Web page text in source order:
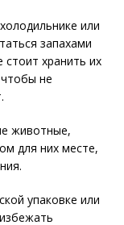
или
запахами
хранить их
не
животные,
для них месте,
упаковке или